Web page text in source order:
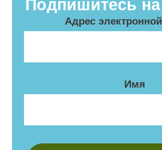
Подпишитесь
Адрес
Имя